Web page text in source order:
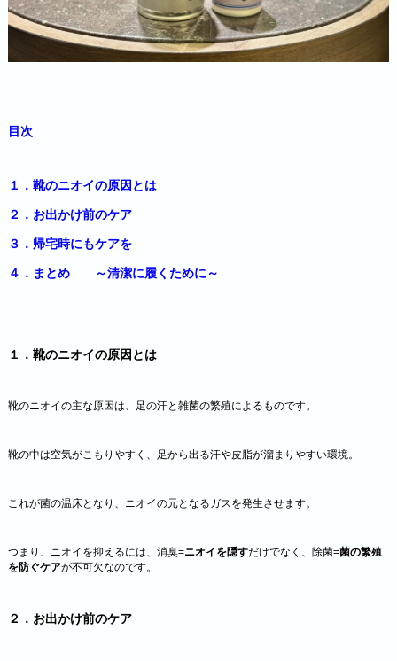
目次
１．靴のニオイの原因とは
２．お出かけ前のケア
３．帰宅時にもケアを
４．まとめ ～清潔に履くために～
１．靴のニオイの原因とは
靴のニオイの主な原因は、足の汗と雑菌の繁殖によるものです。
靴の中は空気がこもりやすく、足から出る汗や皮脂が溜まりやすい環境。
これが菌の温床となり、ニオイの元となるガスを発生させます。
つまり、ニオイを抑えるには、消臭=ニオイを隠すだけでなく、除菌=菌の繁殖
を防ぐケアが不可欠なのです。
２．お出かけ前のケア